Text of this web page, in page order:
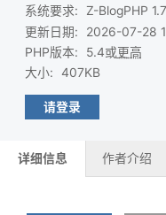
系统要求:
Z-BlogPHP
更新日期:
2026-07-28
PHP版本: 5.4或更高
大小: 407KB
请登录
详细信息 作者介绍